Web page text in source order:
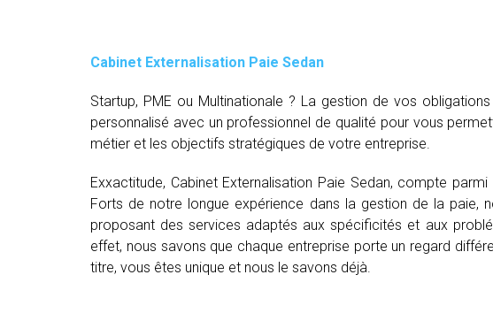
Cabinet Externalisation Paie Sedan
Startup, PME ou Multinationale ? La gestion de vos
personnalisé avec un professionnel de qualité pour vous
métier et les objectifs stratégiques de votre entreprise.
Exxactitude, Cabinet Externalisation Paie Sedan, compte
Forts de notre longue expérience dans la gestion de la paie,
proposant des services adaptés aux spécificités et aux
effet, nous savons que chaque entreprise porte un regard
titre, vous êtes unique et nous le savons déjà.